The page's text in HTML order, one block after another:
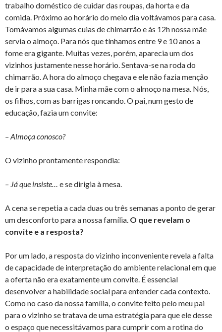
trabalho doméstico de cuidar das roupas, da horta e da
comida. Próximo ao horário do meio dia voltávamos para casa.
Tomávamos algumas cuias de chimarrão e às 12h nossa mãe
servia o almoço. Para nós que tínhamos entre 9 e 10 anos a
fome era gigante. Muitas vezes, porém, aparecia um dos
vizinhos justamente nesse horário. Sentava-se na roda do
chimarrão. A hora do almoço chegava e ele não fazia menção
de ir para a sua casa. Minha mãe com o almoço na mesa. Nós,
os filhos, com as barrigas roncando. O pai, num gesto de
educação, fazia um convite:
– Almoça conosco?
O vizinho prontamente respondia:
– Já que insiste… e se dirigia à mesa.
A cena se repetia a cada duas ou três semanas a ponto de gerar
um desconforto para a nossa família. O que revelam o
convite e a resposta?
Por um lado, a resposta do vizinho inconveniente revela a falta
de capacidade de interpretação do ambiente relacional em que
a oferta não era exatamente um convite. É essencial
desenvolver a habilidade social para entender cada contexto.
Como no caso da nossa família, o convite feito pelo meu pai
para o vizinho se tratava de uma estratégia para que ele desse
o espaço que necessitávamos para cumprir com a rotina do